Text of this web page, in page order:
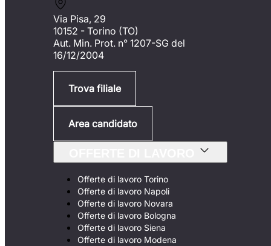
Via Pisa, 29
10152 - Torino (TO)
Aut. Min. Prot. n° 1207-SG del
16/12/2004
Trova filiale
Area candidato
Offerte di lavoro Torino
Offerte di lavoro Napoli
Offerte di lavoro Novara
Offerte di lavoro Bologna
Offerte di lavoro Siena
Offerte di lavoro Modena